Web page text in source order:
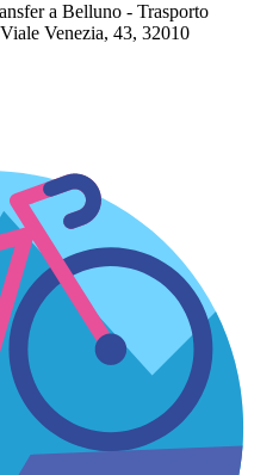
a Belluno - Trasporto
Venezia, 43, 32010